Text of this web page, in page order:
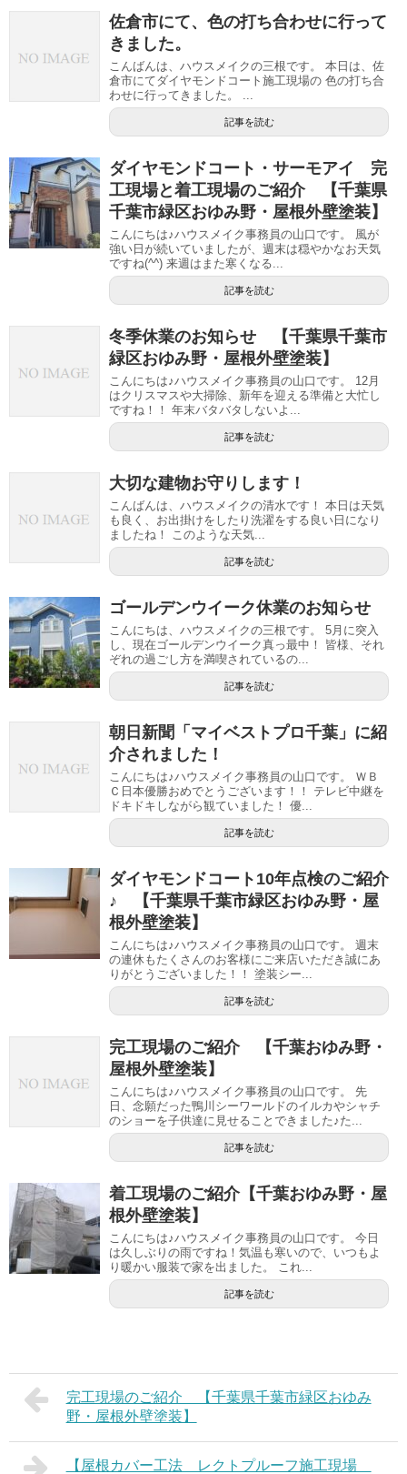
佐倉市にて、色の打ち合わせに行って
きました。
こんばんは、ハウスメイクの三根です。 本日は、佐
倉市にてダイヤモンドコート施工現場の 色の打ち合
わせに行ってきました。 ...
記事を読む
ダイヤモンドコート・サーモアイ 完
工現場と着工現場のご紹介 【千葉県
千葉市緑区おゆみ野・屋根外壁塗装】
こんにちは♪ハウスメイク事務員の山口です。 風が
強い日が続いていましたが、週末は穏やかなお天気
ですね(^^) 来週はまた寒くなる...
記事を読む
冬季休業のお知らせ 【千葉県千葉市
緑区おゆみ野・屋根外壁塗装】
こんにちは♪ハウスメイク事務員の山口です。 12月
はクリスマスや大掃除、新年を迎える準備と大忙し
ですね！！ 年末バタバタしないよ...
記事を読む
大切な建物お守りします！
こんばんは、ハウスメイクの清水です！ 本日は天気
も良く、お出掛けをしたり洗濯をする良い日になり
ましたね！ このような天気...
記事を読む
ゴールデンウイーク休業のお知らせ
こんにちは、ハウスメイクの三根です。 5月に突入
し、現在ゴールデンウイーク真っ最中！ 皆様、それ
ぞれの過ごし方を満喫されているの...
記事を読む
朝日新聞「マイベストプロ千葉」に紹
介されました！
こんにちは♪ハウスメイク事務員の山口です。 ＷＢ
Ｃ日本優勝おめでとうございます！！ テレビ中継を
ドキドキしながら観ていました！ 優...
記事を読む
ダイヤモンドコート10年点検のご紹介
♪ 【千葉県千葉市緑区おゆみ野・屋
根外壁塗装】
こんにちは♪ハウスメイク事務員の山口です。 週末
の連休もたくさんのお客様にご来店いただき誠にあ
りがとうございました！！ 塗装シー...
記事を読む
完工現場のご紹介 【千葉おゆみ野・
屋根外壁塗装】
こんにちは♪ハウスメイク事務員の山口です。 先
日、念願だった鴨川シーワールドのイルカやシャチ
のショーを子供達に見せることできました♪た...
記事を読む
着工現場のご紹介【千葉おゆみ野・屋
根外壁塗装】
こんにちは♪ハウスメイク事務員の山口です。 今日
は久しぶりの雨ですね！気温も寒いので、いつもよ
り暖かい服装で家を出ました。 これ...
記事を読む
完工現場のご紹介 【千葉県千葉市緑区おゆみ
野・屋根外壁塗装】
【屋根カバー工法 レクトプルーフ施工現場